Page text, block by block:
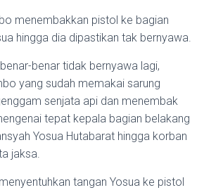
menembakkan pistol ke bagian
hingga dia dipastikan tak bernyawa.
benar tidak bernyawa lagi,
yang sudah memakai sarung
senjata api dan menembak
tepat kepala bagian belakang
Yosua Hutabarat hingga korban
jaksa.
tangan Yosua ke pistol